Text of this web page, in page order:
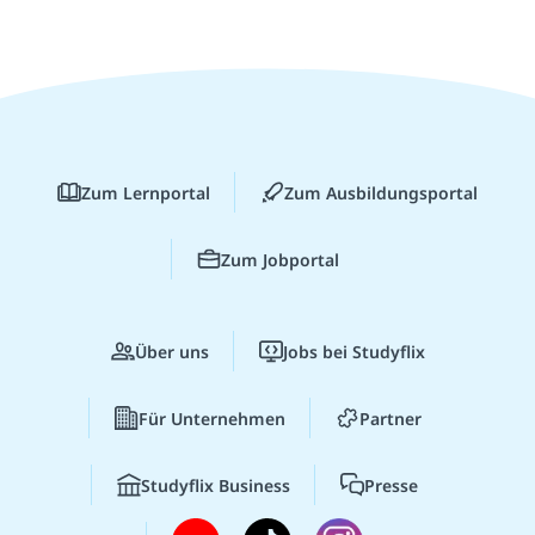
Zum Lernportal Zum Ausbildungsportal
Zum Jobportal
Über uns Jobs bei Studyflix
Für Unternehmen Partner
Studyflix Business Presse